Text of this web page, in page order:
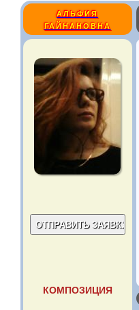
АЛЬФИЯ
ГАЙНАНОВНА
КОМПОЗИЦИЯ